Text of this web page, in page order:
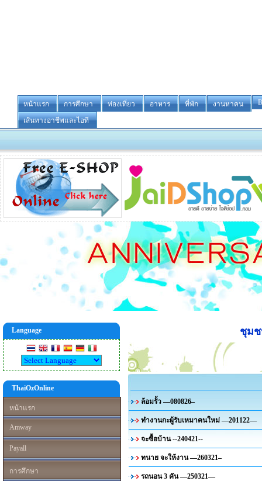
หน้าแรก การศึกษา ท่องเที่ยว อาหาร ที่พัก งานหาคน
เส้นทางอาชีพและไอที
Language
ThaiOzOnline
หน้าแรก
Amway
Payall
การศึกษา
ชุมช
ล้อมรั้ว —080826–
ทำงานกะผู้รับเหมาคนใหม่ —201122—
จะซื้อบ้าน --240421--
ทนาย จะให้งาน —260321–
รถนอน 3 คัน —250321—